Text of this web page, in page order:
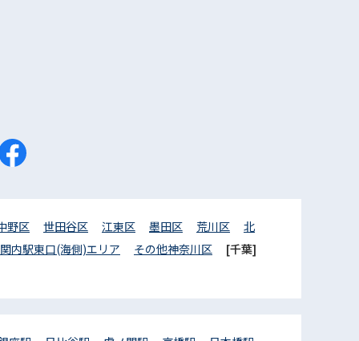
野区 世田谷区 江東区 墨田区 荒川区
北
関内駅東口(海側)エリア その他神奈川区
[千葉]